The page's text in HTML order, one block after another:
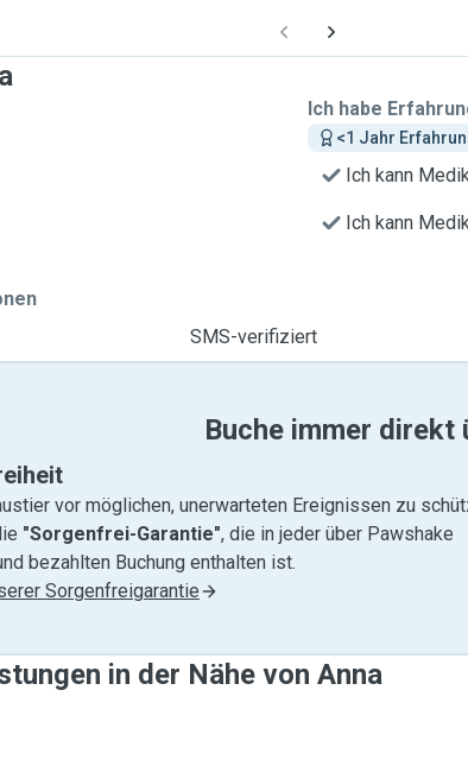
Ich habe
<1 Jahr
Ich kann
Ich kann
SMS-verifiziert
Buche immer
vor möglichen, unerwarteten Ereignissen zu
"Sorgenfrei-Garantie", die in jeder über Pawshake
bezahlten Buchung enthalten ist.
Sorgenfreigarantie
in der Nähe von Anna